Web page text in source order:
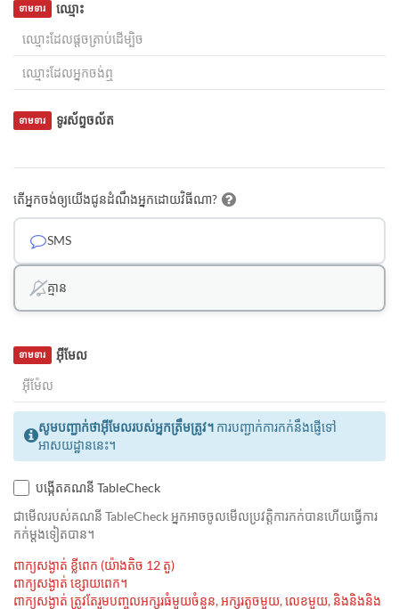
ឈ្មោះ
ទាមទារ
ទូរស័ព្ទចល័ត
ទាមទារ
តើអ្នកចង់ឲ្យយើងជូនដំណឹងអ្នកដោយវិធីណា?
SMS
គ្មាន
អ៊ីមែល
ទាមទារ
សូមបញ្ជាក់ថាអ៊ីមែលរបស់អ្នកត្រឹមត្រូវ។ ការបញ្ជាក់ការកក់នឹងផ្ញើទៅ
អាសយដ្ឋាននេះ។
បង្កើតគណនី TableCheck
ជាមេីលរបស់គណនី TableCheck អ្នកអាចចូលមើលប្រវត្តិការកក់បានហើយធ្វើការ
កក់ម្ដងទៀតបាន។
ពាក្យសង្ងាត់ ខ្លីពេក (យ៉ាងតិច 12 តួ)
ពាក្យសង្ងាត់ ខ្សោយពេក។
ពាក្យសង្ងាត់ ត្រូវតែរួមបញ្ចូលអក្សរធំមួយចំនួន, អក្សរតូចមួយ, លេខមួយ, និងនិងនិង